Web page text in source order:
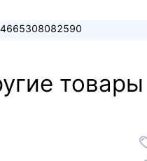
4665308082590